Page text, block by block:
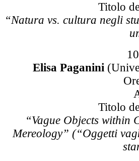
Titolo
“Natura vs. cultura negli
Elisa Paganini
Titolo
“Vague Objects within
Mereology” (“Oggetti